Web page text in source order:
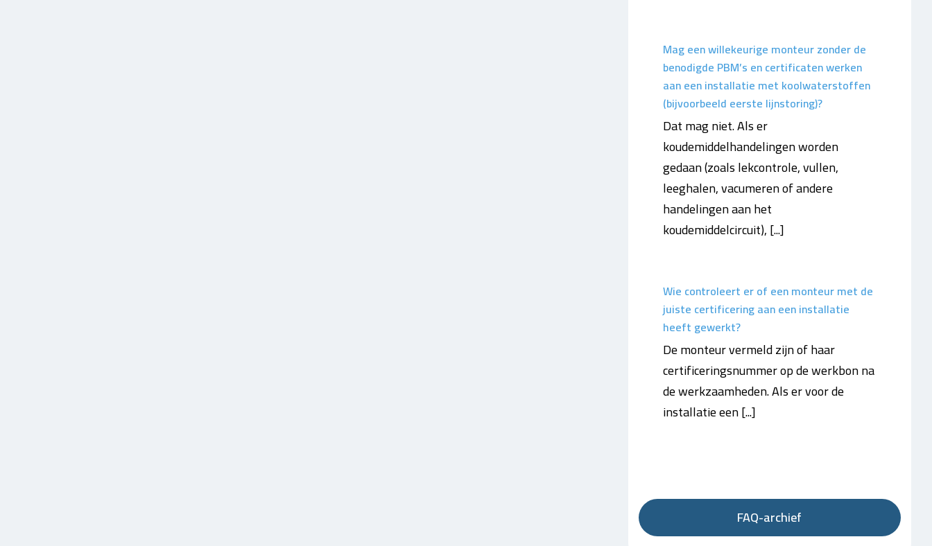
Mag een willekeurige monteur zonder de
benodigde PBM’s en certificaten werken
aan een installatie met koolwaterstoffen
(bijvoorbeeld eerste lijnstoring)?
Dat mag niet. Als er
koudemiddelhandelingen worden
gedaan (zoals lekcontrole, vullen,
leeghalen, vacumeren of andere
handelingen aan het
koudemiddelcircuit), [...]
Wie controleert er of een monteur met de
juiste certificering aan een installatie
heeft gewerkt?
De monteur vermeld zijn of haar
certificeringsnummer op de werkbon na
de werkzaamheden. Als er voor de
installatie een [...]
FAQ-archief